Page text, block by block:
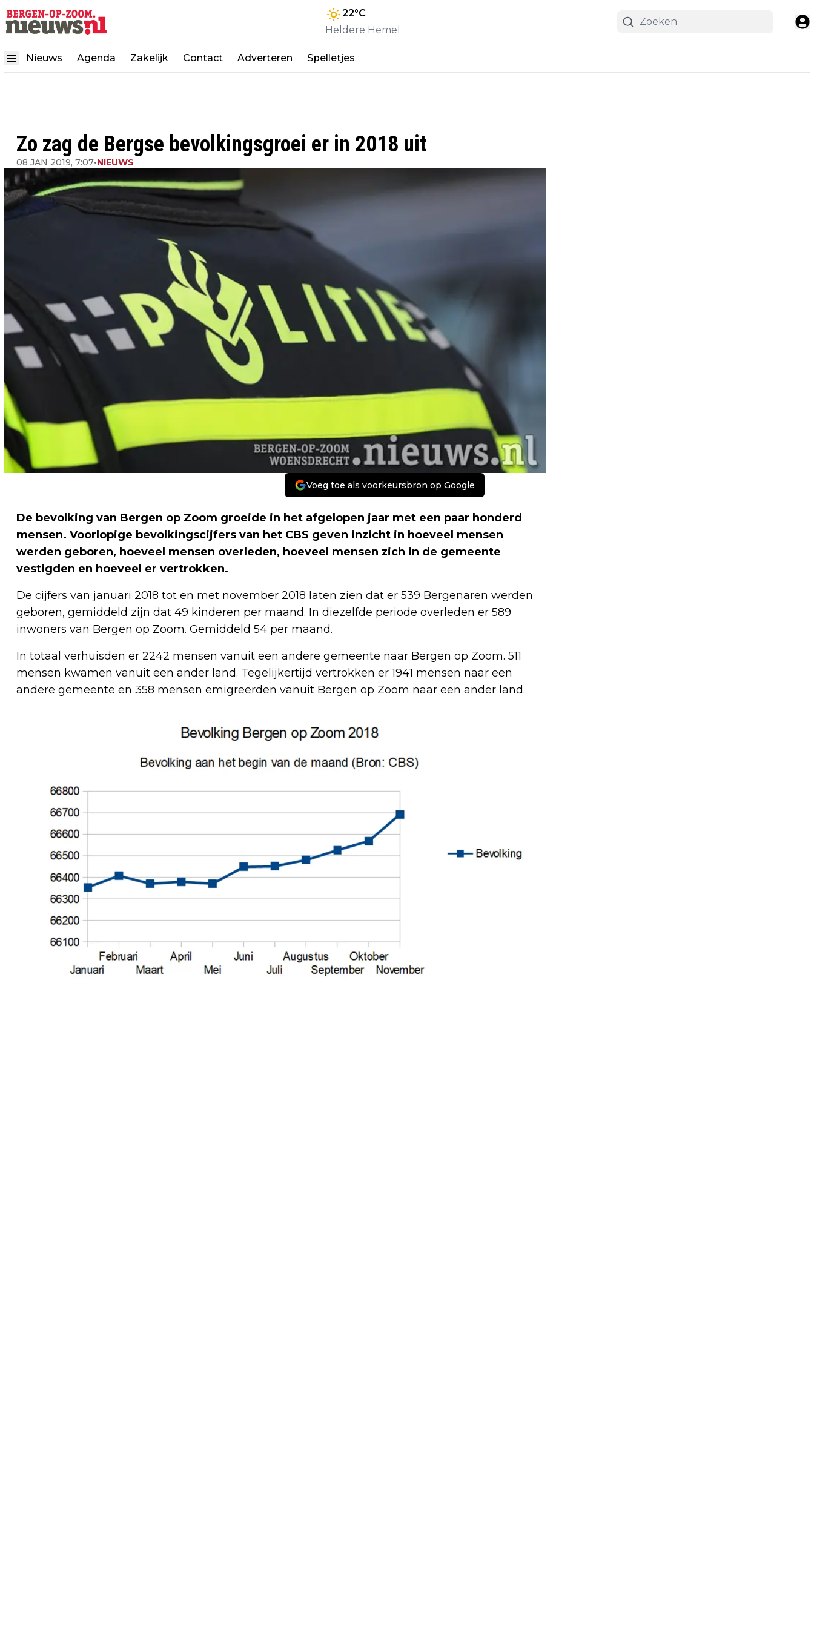
22°C
Heldere Hemel
Nieuws Agenda Zakelijk Contact Adverteren Spelletjes
Zo zag de Bergse bevolkingsgroei er in 2018 uit
08 JAN 2019, 7:07•NIEUWS
Voeg toe als voorkeursbron op Google
De bevolking van Bergen op Zoom groeide in het afgelopen jaar met een paar honderd
mensen. Voorlopige bevolkingscijfers van het CBS geven inzicht in hoeveel mensen
werden geboren, hoeveel mensen overleden, hoeveel mensen zich in de gemeente
vestigden en hoeveel er vertrokken.
De cijfers van januari 2018 tot en met november 2018 laten zien dat er 539 Bergenaren werden
geboren, gemiddeld zijn dat 49 kinderen per maand. In diezelfde periode overleden er 589
inwoners van Bergen op Zoom. Gemiddeld 54 per maand.
In totaal verhuisden er 2242 mensen vanuit een andere gemeente naar Bergen op Zoom. 511
mensen kwamen vanuit een ander land. Tegelijkertijd vertrokken er 1941 mensen naar een
andere gemeente en 358 mensen emigreerden vanuit Bergen op Zoom naar een ander land.